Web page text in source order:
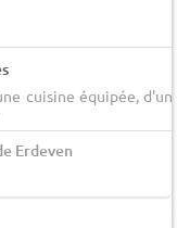
cuisine équipée,
Erdeven